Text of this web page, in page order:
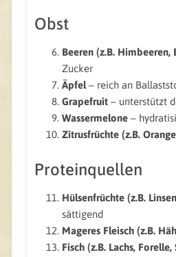
Obst
Beeren (z.B. Himbeeren,
Zucker
Äpfel– reich an
Grapefruit – unterstützt
Wassermelone –
Zitrusfrüchte (z.B.
Proteinquellen
Hülsenfrüchte (z.B.
sättigend
Mageres Fleisch (z.B.
Fisch (z.B. Lachs, Forelle,